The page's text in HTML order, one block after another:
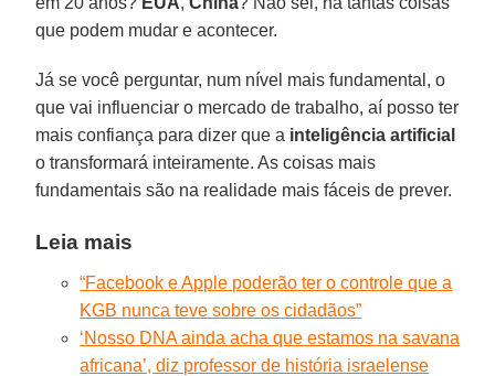
que podem mudar e acontecer.
Já se você perguntar, num nível mais fundamental, o
que vai influenciar o mercado de trabalho, aí posso ter
mais confiança para dizer que a inteligência artificial
o transformará inteiramente. As coisas mais
fundamentais são na realidade mais fáceis de prever.
Leia mais
“Facebook e Apple poderão ter o controle que a
KGB nunca teve sobre os cidadãos”
‘Nosso DNA ainda acha que estamos na savana
africana’, diz professor de história israelense